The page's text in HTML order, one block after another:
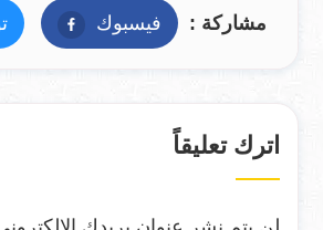
مشاركة : فيسبوك
اترك تعليقاً